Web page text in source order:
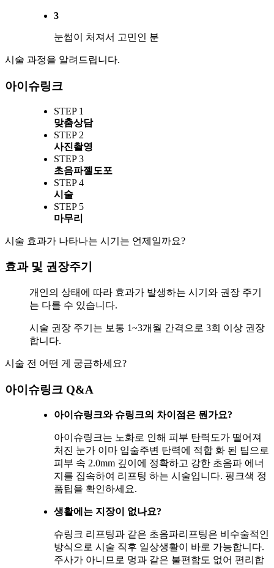
3
눈썹이 처져서 고민인 분
시술 과정을 알려드립니다.
아이슈링크
STEP 1
맞춤상담
STEP 2
사진촬영
STEP 3
초음파젤도포
STEP 4
시술
STEP 5
마무리
시술 효과가 나타나는 시기는 언제일까요?
효과 및 권장주기
개인의 상태에 따라 효과가 발생하는 시기와 권장 주기
는 다를 수 있습니다.
시술 권장 주기는 보통 1~3개월 간격으로 3회 이상 권장
합니다.
시술 전 어떤 게 궁금하세요?
아이슈링크 Q&A
아이슈링크와 슈링크의 차이점은 뭔가요?
아이슈링크는 노화로 인해 피부 탄력도가 떨어져
처진 눈가 이마 입술주변 탄력에 적합 화 된 팁으로
피부 속 2.0mm 깊이에 정확하고 강한 초음파 에너
지를 집속하여 리프팅 하는 시술입니다. 핑크색 정
품팁을 확인하세요.
생활에는 지장이 없나요?
슈링크 리프팅과 같은 초음파리프팅은 비수술적인
방식으로 시술 직후 일상생활이 바로 가능합니다.
주사가 아니므로 멍과 같은 불편함도 없어 편리합